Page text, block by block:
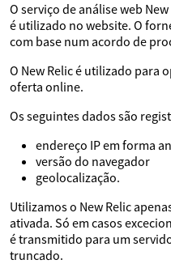
O serviço de análise web
é utilizado no website. O
com base num acordo de
O New Relic é utilizado para
oferta online.
Os seguintes dados são
endereço IP em forma
versão do navegador
geolocalização.
Utilizamos o New Relic
ativada. Só em casos
é transmitido para um
truncado.